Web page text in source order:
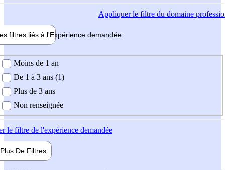
Appliquerle filtre du domaine
filtres liés à l'Expérience demandée
demandée
Moins de 1 an
De 1 à 3 ans (1)
Plus de 3 ans
Non renseignée
le filtre de l'expérience demandée
Plus De Filtres